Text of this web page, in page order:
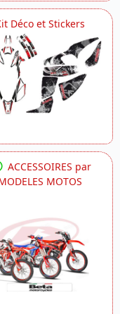
Déco et Stickers
ACCESSOIRES par
MOTOS